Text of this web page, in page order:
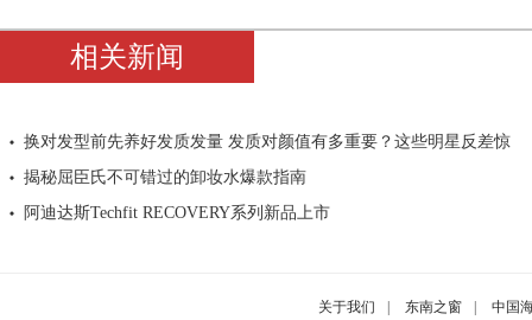
相关新闻
换对发型前先养好发质发量 发质对颜值有多重要？这些明星反差惊
揭秘屈臣氏不可错过的卸妆水爆款指南
阿迪达斯Techfit RECOVERY系列新品上市
关于我们 东南之窗
中国